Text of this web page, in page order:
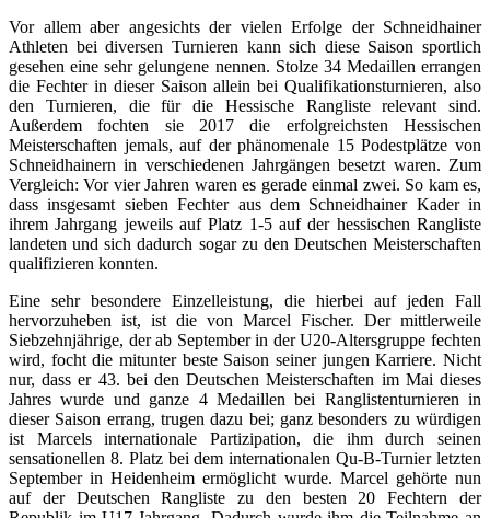
Vor allem aber angesichts der vielen Erfolge der Schneidhainer
Athleten bei diversen Turnieren kann sich diese Saison sportlich
gesehen eine sehr gelungene nennen. Stolze 34 Medaillen errangen
die Fechter in dieser Saison allein bei Qualifikationsturnieren, also
den Turnieren, die für die Hessische Rangliste relevant sind.
Außerdem fochten sie 2017 die erfolgreichsten Hessischen
Meisterschaften jemals, auf der phänomenale 15 Podestplätze von
Schneidhainern in verschiedenen Jahrgängen besetzt waren. Zum
Vergleich: Vor vier Jahren waren es gerade einmal zwei. So kam es,
dass insgesamt sieben Fechter aus dem Schneidhainer Kader in
ihrem Jahrgang jeweils auf Platz 1-5 auf der hessischen Rangliste
landeten und sich dadurch sogar zu den Deutschen Meisterschaften
qualifizieren konnten.
Eine sehr besondere Einzelleistung, die hierbei auf jeden Fall
hervorzuheben ist, ist die von Marcel Fischer. Der mittlerweile
Siebzehnjährige, der ab September in der U20-Altersgruppe fechten
wird, focht die mitunter beste Saison seiner jungen Karriere. Nicht
nur, dass er 43. bei den Deutschen Meisterschaften im Mai dieses
Jahres wurde und ganze 4 Medaillen bei Ranglistenturnieren in
dieser Saison errang, trugen dazu bei; ganz besonders zu würdigen
ist Marcels internationale Partizipation, die ihm durch seinen
sensationellen 8. Platz bei dem internationalen Qu-B-Turnier letzten
September in Heidenheim ermöglicht wurde. Marcel gehörte nun
auf der Deutschen Rangliste zu den besten 20 Fechtern der